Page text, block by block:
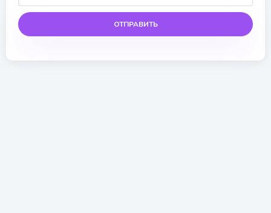
ОТПРАВИТЬ